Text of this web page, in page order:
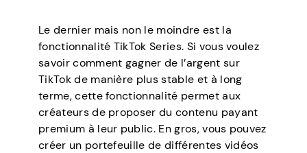
Le dernier mais non le moindre est la
fonctionnalité TikTok Series. Si vous voulez
savoir comment gagner de l’argent sur
TikTok de manière plus stable et à long
terme, cette fonctionnalité permet aux
créateurs de proposer du contenu payant
premium à leur public. En gros, vous pouvez
créer un portefeuille de différentes vidéos